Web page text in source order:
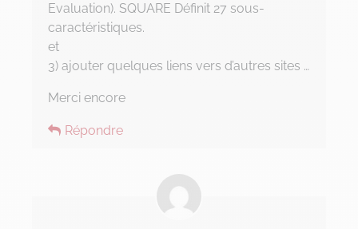
Evaluation). SQUARE Définit 27 sous-
caractéristiques.
et
3) ajouter quelques liens vers d’autres sites …
Merci encore
Répondre